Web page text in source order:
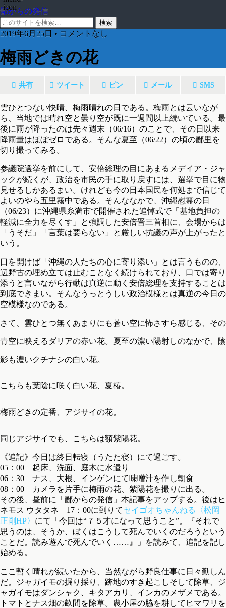
鄙からの発信
2019年6月25日 • コメントなし
梅雨どきの花
共有 ツイート ピン メール SMS
雲ひとつない快晴、梅雨晴れの日である。梅雨とは云いなが
ら、当地では晴れ空と曇り空が既に一週間以上続いている。最
後に雨が降ったのは先々週末（06/16）のことで、その日以来
降雨量はほぼゼロである。そんな夏至（06/22）の頃の鄙里を
切り撮ってみる。
参議院選挙を前にして、安倍総理の目にあまるメデイア・ジャ
ックが続くが、政治を市民の手に取り戻すには、選挙で目に物
見せるしかあるまい。けれども今の日本国民を何処まで信じて
よいのやら五里霧中である。そんななかで、沖縄慰霊の日
（06/23）に沖縄県糸満市で開催された追悼式で「基地負担の
軽減に全力を尽くす」と強調した安倍晋三首相に、会場からは
「うそだ」「言葉は要らない」と厳しい抗議の声が上がったと
いう。
口を開けば「沖縄の人たちの心に寄り添い」とは言うものの、
辺野古の埋め立ては止むことなく続けられており、口では寄り
添うと言いながら行動は真逆に動く安倍総理を支持することは
到底できまい。そんなうっとうしい政治模様とは真逆の今日の
空模様なのである。
さて、雲ひとつ無くあまりにも蒼い空に怖さすら感じる、その
青空に映えるダリアの赤い花。 夏至の濃い陽射しのなかで、陰
影も濃いクチナシの白い花。
こちらも葉陰に咲く白い花、夏椿。
梅雨どきの定番、アジサイの花。
同じアジサイでも、こちらは額紫陽花。
《追記》今日は終日転寝（うたた寝）にて過ごす。
05：00 起床、洗面、庭木に水遣り
06：30 ナス、大根、インゲンにて味噌汁を作し朝食
08：00 カメラを片手に梅雨の花、紫陽花を撮りに出る。
その後、昼前に「鄙からの発信」本記事をアップする。後はヒ
ネモス ウタタネ 17：00に到りてセイゴオちゃんねる〈松岡
正剛HP〉 にて「今回は“７５才になって思うこと”。『それで
思うのは、そうか、ぼくはこうして死んでいくのだろうという
ことだ。読み遊んで死んでいく……』」を読みて、追記を記し
始める。
ここ暫く晴れが続いたから、当然ながら野良仕事に日々勤しん
だ。ジャガイモの掘り採り、跡地のすき起こしそして除草、ジ
ャガイモはダンシャク、キタアカリ、インカのメザメである。
トマトとナス畑の畝間を除草。農小屋の脇を耕してヒマワリを